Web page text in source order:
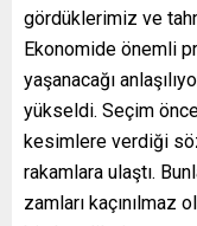
gördüklerimiz ve
Ekonomide önemli
yaşanacağı
yükseldi. Seçim
kesimlere verdiği
rakamlara ulaştı.
zamları kaçınılmaz